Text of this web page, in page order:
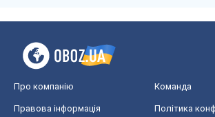
Про компанію Команда
Правова інформація Політика